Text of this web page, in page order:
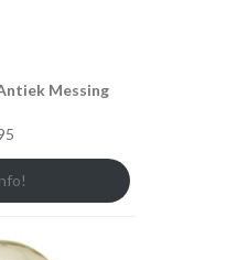
Messing